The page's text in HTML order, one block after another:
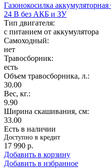
Газонокосилка
24 В без АКБ и ЗУ
Тип двигателя:
с питанием от аккумулятора
Самоходный:
нет
Травосборник:
есть
Объем травосборника, л.:
30.00
Вес, кг.:
9.90
Ширина скашивания, см:
33.00
Есть в наличии
Доступно в кредит
17 990 р.
Добавить в корзину
Добавить в избранное